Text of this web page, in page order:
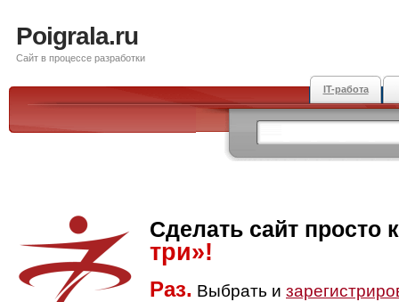
Poigrala.ru
Сайт в процессе разработки
IT-работа
Сделать сайт просто
три»!
Раз. Выбрать и